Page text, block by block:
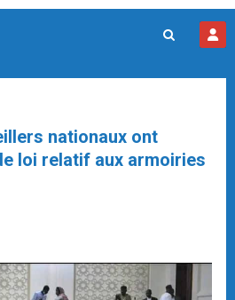
nationaux ont
loi relatif aux armoiries